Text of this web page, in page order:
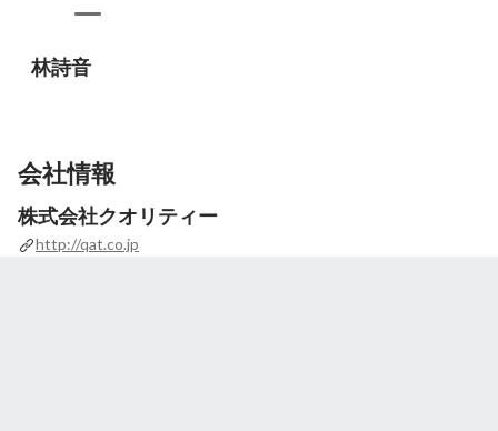
林詩音
会社情報
株式会社クオリティー
http://qat.co.jp